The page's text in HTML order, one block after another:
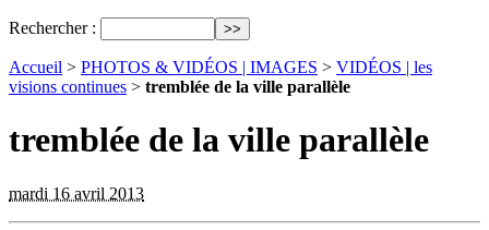
Rechercher :
Accueil > PHOTOS & VIDÉOS | IMAGES > VIDÉOS | les
visions continues > tremblée de la ville parallèle
tremblée de la ville parallèle
mardi 16 avril 2013